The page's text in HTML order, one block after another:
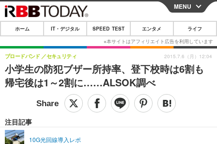
CLOSE
ホーム
IT・デジタル
IT・デジタルTOP スマートフォン
ショッピング その他
SPEED TEST
エンタメTOP 映画・ドラマ
ライフTOP
リリース一覧
MENU
ホーム IT・デジタル SPEED TEST エンタメ ライフ
小学生の防犯ブザー所持率、登下校時は6割も
帰宅後は1～2割に……ALSOK調べ
ブロードバンド セキュリティ
注目記事
10G光回線導入レポ
2015.7.6（月）12:04